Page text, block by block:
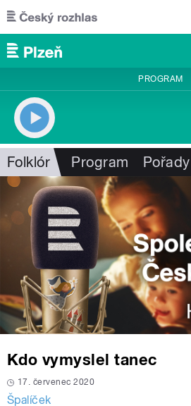
Přejít k hlavnímu obsahu
PROGRAM
Folklór Program Pořady
Kdo vymyslel tanec
17. červenec 2020
Špalíček